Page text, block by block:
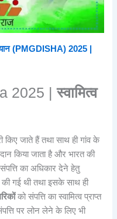
(PMGDISHA) 2025 |
2025 |स्वामित्व
किए जाते हैं तथा साथ ही गांव के
किया जाता है और भारत की
का अधिकार देने हेतु
की गई थी तथा इसके साथ ही
को संपत्ति का स्वामित्व प्राप्त
पर लोन लेने के लिए भी